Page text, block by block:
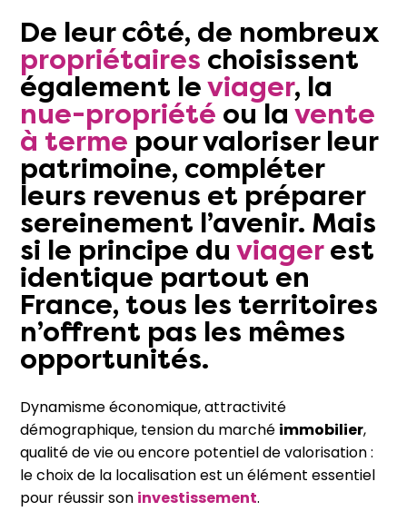
De leur côté, de nombreux
propriétaires choisissent
également leviager, la
nue-propriété ou la vente
à terme pour valoriser leur
patrimoine, compléter
leurs revenus et préparer
sereinement l’avenir. Mais
si le principe du viager est
identique partout en
France, tous les territoires
n’offrent pas les mêmes
opportunités.
Dynamisme économique, attractivité
démographique, tension du marché immobilier,
qualité de vie ou encore potentiel de valorisation :
le choix de la localisation est un élément essentiel
pour réussir son investissement.